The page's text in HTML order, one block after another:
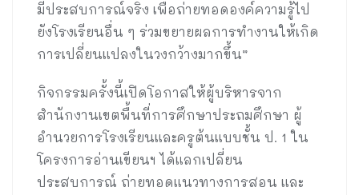
มีประสบการณ์จริง เพื่อถ่ายทอดองค์ความรู้ไป
ยังโรงเรียนอื่น ๆ ร่วมขยายผลการทำงานให้เกิด
การเปลี่ยนแปลงในวงกว้างมากขึ้น”
กิจกรรมครั้งนี้เปิดโอกาสให้ผู้บริหารจาก
สำนักงานเขตพื้นที่การศึกษาประถมศึกษา ผู้
อำนวยการโรงเรียนและครูต้นแบบชั้น ป. 1 ใน
โครงการอ่านเขียนฯ ได้แลกเปลี่ยน
ประสบการณ์ ถ่ายทอดแนวทางการสอน และ